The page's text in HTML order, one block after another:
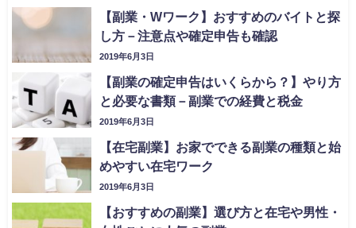
【副業・Wワーク】おすすめのバイトと探
し方－注意点や確定申告も確認
2019年6月3日
【副業の確定申告はいくらから？】やり方
と必要な書類－副業での経費と税金
2019年6月3日
【在宅副業】お家でできる副業の種類と始
めやすい在宅ワーク
2019年6月3日
【おすすめの副業】選び方と在宅や男性・